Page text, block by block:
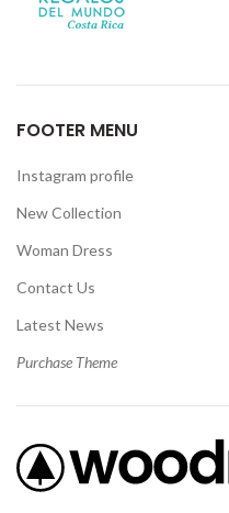
FOOTER MENU
Instagram profile
New Collection
Woman Dress
Contact Us
Latest News
Purchase Theme